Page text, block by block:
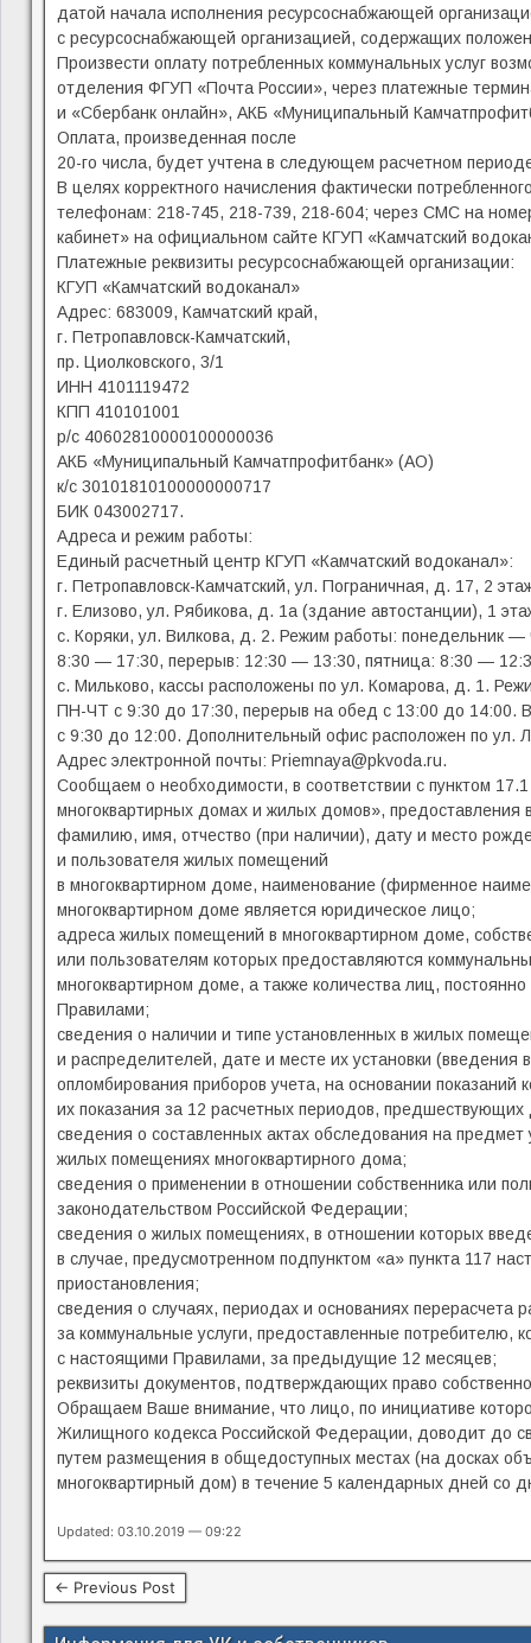
датой начала исполнения ресурсоснабжающей
с ресурсоснабжающей организацией, содержащих
Произвести оплату потребленных коммунальных услуг
отделения ФГУП «Почта России», через платежные
и «Сбербанк онлайн», АКБ «Муниципальный
Оплата, произведенная после
20-го числа, будет учтена в следующем расчетном
В целях корректного начисления фактически
телефонам: 218-745, 218-739, 218-604; через СМС на
кабинет» на официальном сайте КГУП «Камчатский
Платежные реквизиты ресурсоснабжающей организации:
КГУП «Камчатский водоканал»
Адрес: 683009, Камчатский край,
г. Петропавловск-Камчатский,
пр. Циолковского, 3/1
ИНН 4101119472
КПП 410101001
р/с 40602810000100000036
АКБ «Муниципальный Камчатпрофитбанк» (АО)
к/с 30101810100000000717
БИК 043002717.
Адреса и режим работы:
Единый расчетный центр КГУП «Камчатский водоканал»:
г. Петропавловск-Камчатский, ул. Пограничная, д. 17, 2
г. Елизово, ул. Рябикова, д. 1а (здание автостанции), 1
с. Коряки, ул. Вилкова, д. 2. Режим работы: понедельник —
8:30 — 17:30, перерыв: 12:30 — 13:30, пятница: 8:30 —
с. Мильково, кассы расположены по ул. Комарова, д. 1.
ПН-ЧТ с 9:30 до 17:30, перерыв на обед с 13:00 до 14:00.
с 9:30 до 12:00. Дополнительный офис расположен по
Адрес электронной почты: Priemnaya@pkvoda.ru.
Сообщаем о необходимости, в соответствии с пунктом
многоквартирных домах и жилых домов»,
фамилию, имя, отчество (при наличии), дату и место
и пользователя жилых помещений
в многоквартирном доме, наименование (фирменное
многоквартирном доме является юридическое лицо;
адреса жилых помещений в многоквартирном доме,
или пользователям которых предоставляются
многоквартирном доме, а также количества лиц,
Правилами;
сведения о наличии и типе установленных в жилых
и распределителей, дате и месте их установки
опломбирования приборов учета, на основании показаний
их показания за 12 расчетных периодов,
сведения о составленных актах обследования на
жилых помещениях многоквартирного дома;
сведения о применении в отношении собственника или
законодательством Российской Федерации;
сведения о жилых помещениях, в отношении которых
в случае, предусмотренном подпунктом «а» пункта 117
приостановления;
сведения о случаях, периодах и основаниях перерасчета
за коммунальные услуги, предоставленные потребителю,
с настоящими Правилами, за предыдущие 12 месяцев;
реквизиты документов, подтверждающих право
Обращаем Ваше внимание, что лицо, по инициативе
Жилищного кодекса Российской Федерации, доводит до
путем размещения в общедоступных местах (на досках
многоквартирный дом) в течение 5 календарных дней со
Updated: 03.10.2019 — 09:22
← Previous Post